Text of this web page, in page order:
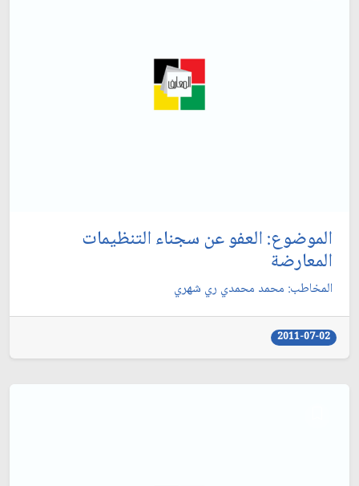
الموضوع: العفو عن سجناء التنظيمات
المعارضة
المخاطب: محمد محمدي ري شهري‏
2011-07-02